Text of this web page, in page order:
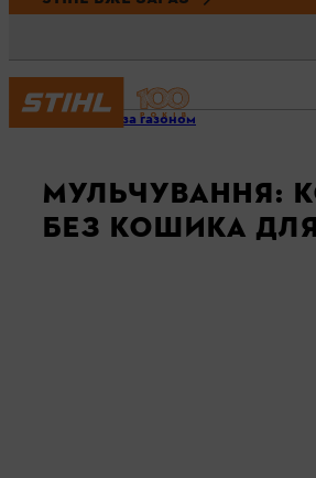
Догляд за газоном
МУЛЬЧУВАННЯ:
БЕЗ КОШИКА